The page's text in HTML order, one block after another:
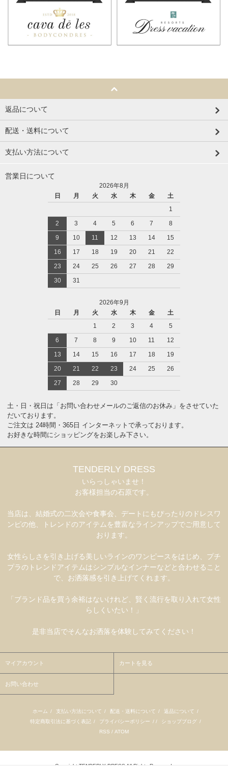
返品について
配送・送料について
支払い方法について
営業日について
2026年8月
日
月 火 水 木 金
土
1
2
3 4 5 6 7
8
9
10 11 12 13 14
15
16
17 18 19 20 21
22
23
24 25 26 27 28
29
30
31
2026年9月
日
月 火 水 木 金
土
1
2 3 4
5
6
7 8 9 10 11
12
13
14 15 16 17 18
19
20
21 22 23 24 25
26
27
28 29 30
土・日・祝日は「お問い合わせメールのご返信のお休み」をさせていた
だいております。
ご注文は 24時間・365日 インターネットで承っております。
お好きな時間にショッピングをお楽しみ下さい。
TENDERLY DRESS
いらっしゃいませ！
お客様担当の石原です。
当店は、結婚式の二次会や食事会、デートにもぴったりのドレスワ
ンピの他、トレンドのアイテムを豊富なラインアップでご用意して
おります。
女性らしさを引き上げる美しいラインのワンピースをはじめ、プチ
プラのトレンドアイテムはシンプルなインナーなどと合わせること
で、お洒落感を引き上げてくれます。
「ブランド品を買う余裕はないけれど、賢く流行を取り入れて女性
らしくいたい！」
是非当店でそんなお洒落を体験してみてください！
マイアカウント カートを見る
お問い合わせ
ホーム / 支払い方法について / 配送・送料について / 返品について /
特定商取引法に基づく表記 / プライバシーポリシー / / ショップブログ /
RSS / ATOM